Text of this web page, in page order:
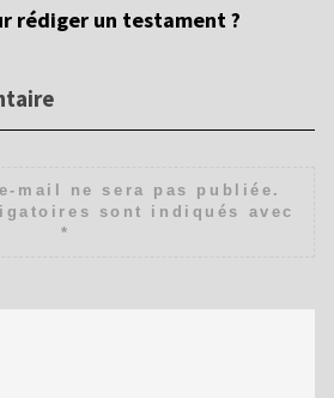
rédiger un testament ?
mail ne sera pas publiée.
sont indiqués avec
*